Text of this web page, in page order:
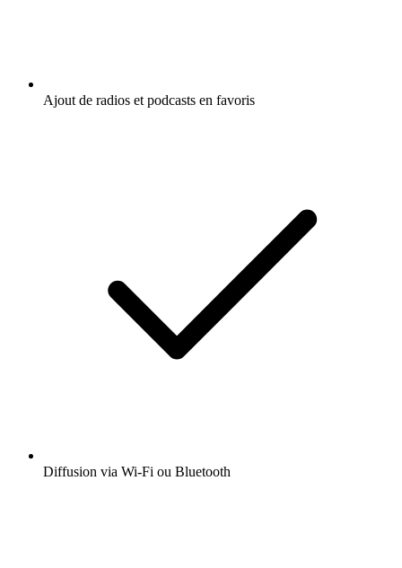
Ajout de radios et podcasts en favoris
Diffusion via Wi-Fi ou Bluetooth